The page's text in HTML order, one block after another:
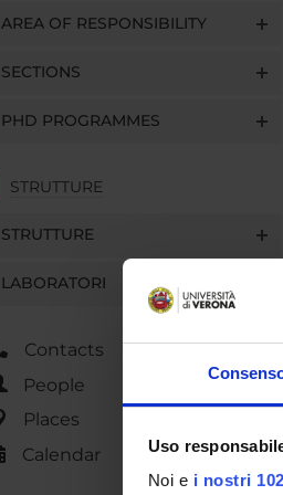
Uso
Noi e i nostri
AREA OF RESPONSIBILITY
SECTIONS
PHD PROGRAMMES
STRUTTURE
STRUTTURE
LABORATORI
Contacts
People
Places
Calendar